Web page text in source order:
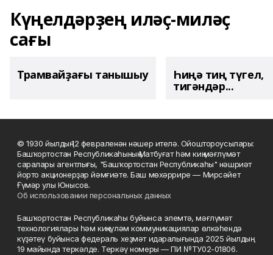
Күңелдәрҙең иләҫ-миләҫ
сағы
Трамвайҙағы танышыу Һиңә тиң түгел,
тигәндәр...
© 1930 йылдың 12 февраленән нәшер ителә. Ойоштороусылары:
Башҡортостан Республикаһының Матбуғат һәм киң мәғлүмәт
саралары агентлығы, "Башҡортостан Республикаһы" нәшриәт
йорто акционерҙар йәмғиәте. Баш мөхәррире — Мирсәйет
Ғүмәр улы Юнысов.
Об использовании персональных данных
Башҡортостан Республикаһы буйынса элемтә, мәғлүмәт
технологиялары һәм киңкүләм коммуникациялар өлкәһендә
күҙәтеү буйынса федераль хеҙмәт идаралығында 2025 йылдың
19 майында теркәлде. Теркәү номеры — ПИ №ТУ02-01806.